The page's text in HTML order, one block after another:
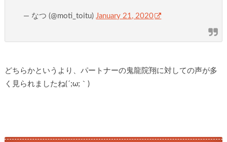
— なつ (@moti_toitu)January 21, 2020
どちらかというより、パートナーの鬼龍院翔に対しての声が多
く見られましたね(´;ω;｀)